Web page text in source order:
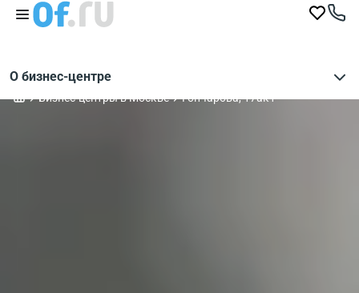
О бизнес-центре
Бизнес-центры в Москве Гончарова, 17ак1